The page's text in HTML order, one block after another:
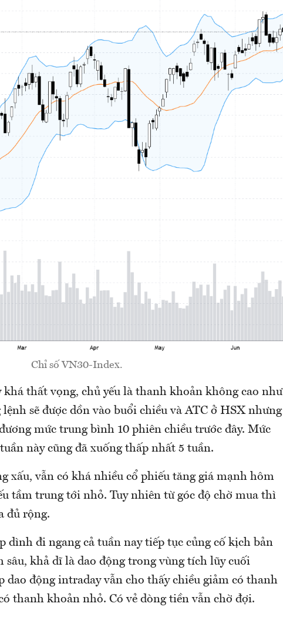
Chỉ số VN30-Index.
khá thất vọng, chủ yếu là thanh khoản không cao như
sẽ được dồn vào buổi chiều và ATC ở HSX nhưng
mức trung bình 10 phiên chiều trước đây. Mức
này cũng đã xuống thấp nhất 5 tuần.
xấu, vẫn có khá nhiều cổ phiếu tăng giá mạnh hôm
tầm trung tới nhỏ. Tuy nhiên từ góc độ chờ mua thì
đủ rộng.
đi ngang cả tuần nay tiếp tục củng cố kịch bản
khả dĩ là dao động trong vùng tích lũy cuối
dao động intraday vẫn cho thấy chiều giảm có thanh
thanh khoản nhỏ. Có vẻ dòng tiền vẫn chờ đợi.